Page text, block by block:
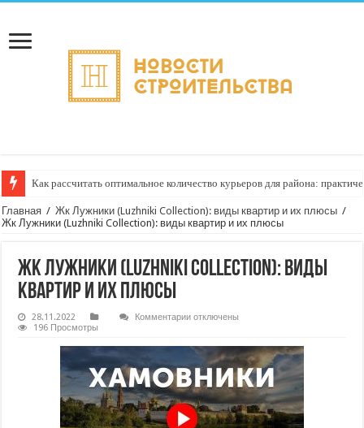
Как рассчитать оптимальное количество курьеров для района:
Главная / Жк Лужники (Luzhniki Collection): виды квартир и их плюсы /
Жк Лужники (Luzhniki Collection): виды квартир и их плюсы
Жк Лужники (Luzhniki Collection): виды
квартир и их плюсы
28.11.2022 Комментариик
Лужники
(Luzhniki
Collection):
виды
квартир
и
их
плюсы
отключены
196 Просмотры